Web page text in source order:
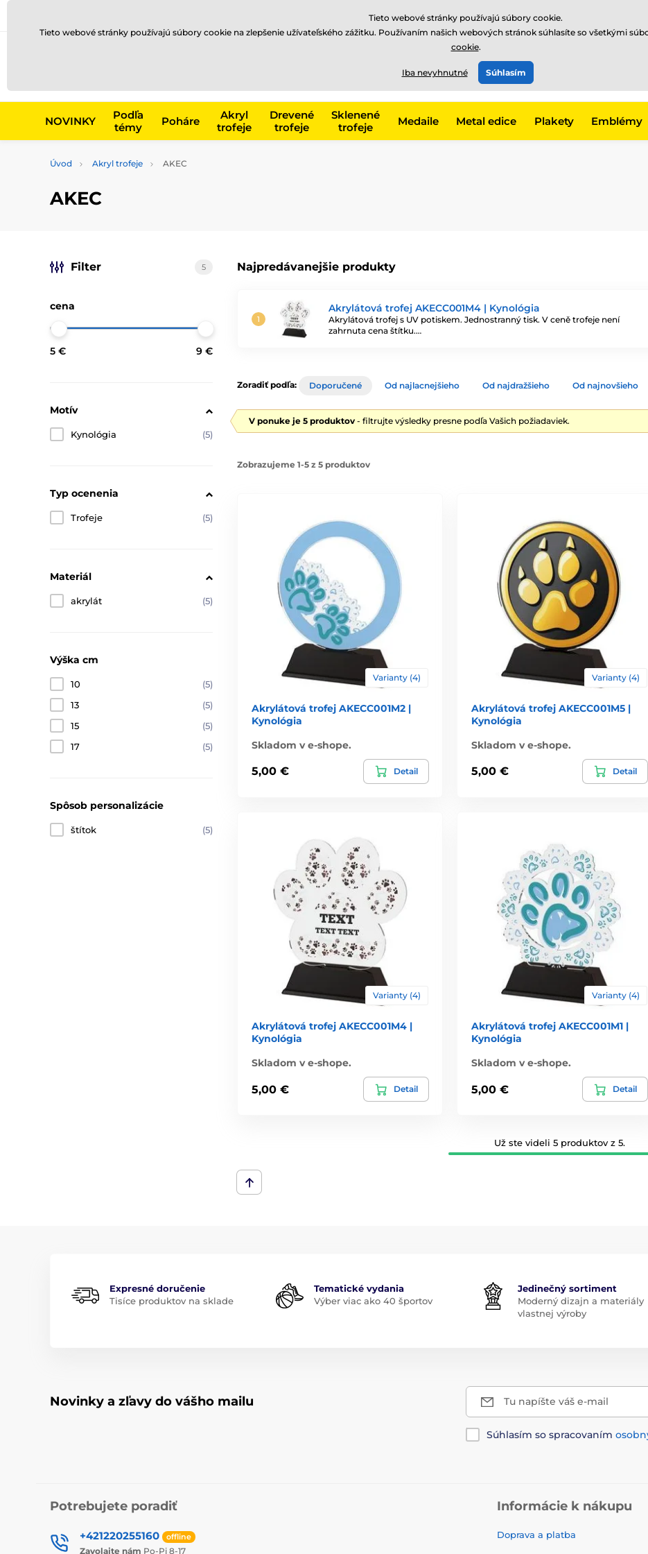
EUR
+421220255160
NOVINKY
Podľa
témy
Poháre
Akryl
trofeje
Drevené
trofeje
Sklenené
trofeje
Medaile Metal edice Plakety Emblémy
Úvod Akryl trofeje AKEC
AKEC
Najpredávanejšie produkty
Akrylátová trofej AKECC001M4 | Kynológia
Akrylátová trofej s UV potiskem. Jednostranný tisk. V ceně trofeje není
zahrnuta cena štítku.…
Filter 5
cena
5 € 9 €
Motív
Kynológia (5)
Typ ocenenia
Trofeje (5)
Materiál
akrylát (5)
Výška cm
10
(5)
13
(5)
15
(5)
17
(5)
Spôsob personalizácie
štítok (5)
Zoradiť podľa: Doporučené Od najlacnejšieho Od najdražšieho Od najnovšieho
V ponuke je 5 produktov - filtrujte výsledky presne podľa Vašich požiadaviek.
Zobrazujeme 1-5 z 5 produktov
Varianty (4)
Akrylátová trofej AKECC001M2 |
Kynológia
Skladom v e-shope.
5,00 € Detail
Varianty (4)
Akrylátová trofej AKECC001M5 |
Kynológia
Skladom v e-shope.
5,00 € Detail
Varianty (4)
Akrylátová trofej AKECC001M4 |
Kynológia
Skladom v e-shope.
5,00 € Detail
Varianty (4)
Akrylátová trofej AKECC001M1 |
Kynológia
Skladom v e-shope.
5,00 € Detail
Už ste videli 5 produktov z 5.
Expresné doručenie
Tisíce produktov na sklade
Tematické vydania
Výber viac ako 40 športov
Jedinečný sortiment
Moderný dizajn a materiály
vlastnej výroby
Novinky a zľavy do vášho mailu Tu napíšte váš e-mail
Súhlasím so spracovaním
Potrebujete poradiť
+421220255160 offline
Zavolajte nám Po-Pi 8-17
Informácie k nákupu
Doprava a platba
Tieto webové stránky používajú súbory cookie.
Tieto webové stránky používajú súbory cookie na zlepšenie užívateľského zážitku. Používaním našich webových stránok súhlasíte so všetkými
cookie.
Iba nevyhnutné Súhlasím